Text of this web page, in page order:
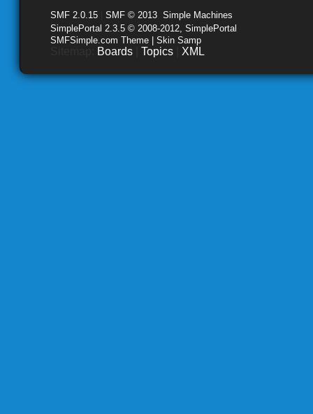
SMF 2.0.15 SMF © 2013 Simple Machines
SimplePortal 2.3.5 © 2008-2012, SimplePortal
SMFSimple.com Theme | Skin Samp
Boards Topics XML